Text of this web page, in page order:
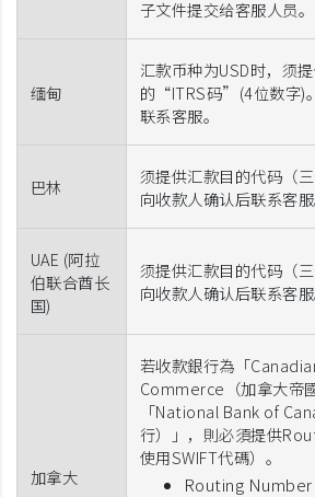
子文件提交给客服人员。
缅甸
汇款币种为USD时，须
的“ITRS码”(4位数字)
联系客服。
巴林
须提供汇款目的代码（
向收款人确认后联系客服
UAE (阿拉
伯联合酋长
国)
须提供汇款目的代码（
向收款人确认后联系客服
加拿大
若收款銀行為「
Commerce（加拿大帝
「National Bank of
行）」，則必須提供
使用SWIFT代碼）。
Routing